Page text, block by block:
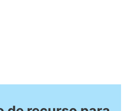
de recurso para